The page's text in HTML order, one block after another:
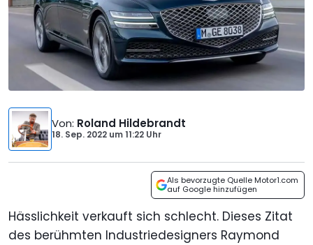
Von: Roland Hildebrandt
18. Sep. 2022 um11:22 Uhr
Als bevorzugte Quelle Motor1.com
auf Google hinzufügen
Hässlichkeit verkauft sich schlecht. Dieses Zitat
des berühmten Industriedesigners Raymond